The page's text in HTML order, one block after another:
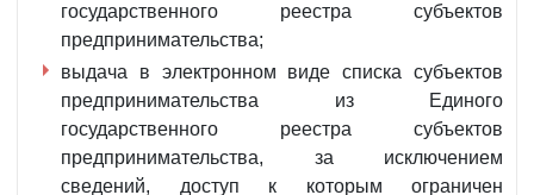
государственного реестра субъектов
предпринимательства;
выдача в электронном виде списка субъектов
предпринимательства из Единого
государственного реестра субъектов
предпринимательства, за исключением
сведений, доступ к которым ограничен